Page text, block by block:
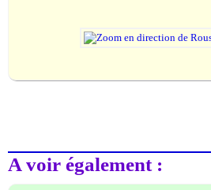
A voir également :